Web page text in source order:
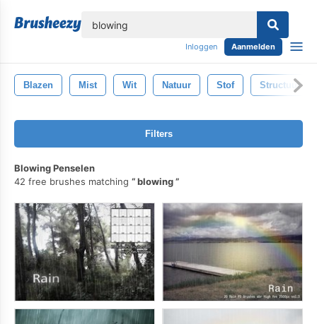
Inloggen Aanmelden
Blazen Mist Wit Natuur Stof Structuur
Filters
Blowing Penselen
42 free brushes matching
blowing